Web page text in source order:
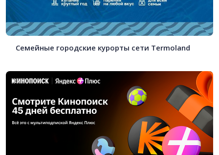
Семейные городские курорты сети Termoland